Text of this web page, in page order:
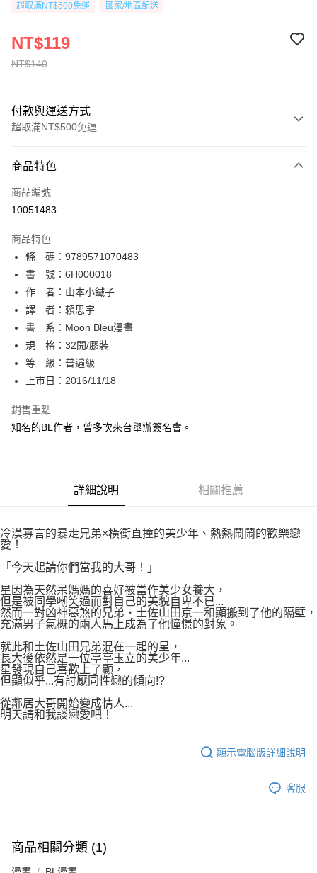
超取滿NT$500免運 國家/地區配送
NT$140
NT$119
付款與運送方式
超取滿NT$500免運
信用卡一次付款
超商取貨付款
相關說明
【關於「AFTEE先享後付」】
AFTEE先享後付是「在收到商品之後才付款」的支付方式。 讓您購物簡單
便利好安心！
１．簡單：不需註冊會員、不需綁卡、不需儲值。
２．便利：只要手機號碼，簡訊認證，即可結帳。
３．安心：先確認商品／服務後，再付款。
【「AFTEE先享後付」結帳流程】
１．於結帳方式選擇「AFTEE先享後付」後，將跳轉至「AFTEE先享後付」
結帳頁面，進行簡訊認證並確認金額後，即可完成結帳。
２．訂單成立數日內，您將收到繳費通知簡訊。
ATM／網路銀行／等多元方式進行付款，方視為交易完成。
※ 請注意：結帳手續完成當下不需立刻繳費，但若您需要取消訂單，請聯絡
客戶支援中心」https://netprotections.freshdesk.com/support/home
１．透過由恩沛科技股份有限公司提供之「AFTEE先享後付」服務完成之交
易，需依本服務之必要範圍內提供個人資料，並將交易相關給付款項請求債
２．關於個人資料處理事宜，請瀏覽以下網址：
３．未成年的使用者請事先徵得法定代理人或監護人之同意方可使用
「AFTEE先享後付」，若未經同意申辦者引起之損失，本公司不負相關責
任。
４．使用「AFTEE先享後付」時，將依據個別帳號之用戶狀況，依本公司即
時審查核予不同之上限額度；若仍有額度不足之情形，本公司將視審查結果
請求用戶進行身份認證。
５．嚴禁一人註冊多個帳號或使用他人資訊註冊。若發現惡意使用之情形，
恩沛科技股份有限公司將有權停止該用戶之使用額度並採取法律行動。
ATM付款
運送方式
全家取貨付款
每筆NT$80，滿NT$500(含以上)免運費
付款後全家取貨
每筆NT$80，滿NT$500(含以上)免運費
每筆NT$80，滿NT$500(含以上)免運費
每筆NT$80，滿NT$500(含以上)免運費
宅配
每筆NT$100，滿NT$800(含以上)免運費
國家/地區配送
商品特色
商品編號
10051483
商品特色
條 碼：9789571070483
書 號：6H000018
作 者：山本小鐵子
譯 者：賴思宇
書 系：Moon Bleu漫畫
規 格：32開/膠裝
等 級：普遍級
上市日：2016/11/18
銷售重點
知名的BL作者，曾多次來台舉辦簽名會。
詳細說明 相關推薦
冷漠寡言的暴走兄弟×橫衝直撞的美少年、熱熱鬧鬧的歡樂戀
愛！
「今天起請你們當我的大哥！」
星因為天然呆媽媽的喜好被當作美少女養大，
但是被同學嘲笑過而對自己的美貌自卑不已...
然而一對凶神惡煞的兄弟‧土佐山田京一和顯搬到了他的隔壁，
充滿男子氣概的兩人馬上成為了他憧憬的對象。
就此和土佐山田兄弟混在一起的星，
長大後依然是一位亭亭玉立的美少年...
星發現自己喜歡上了顯，
但顯似乎...有討厭同性戀的傾向!?
從鄰居大哥開始變成情人...
明天請和我談戀愛吧！
顯示電腦版詳細說明
客服
商品相關分類 (1)